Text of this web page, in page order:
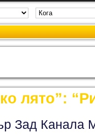
лято”:
Зад Канала